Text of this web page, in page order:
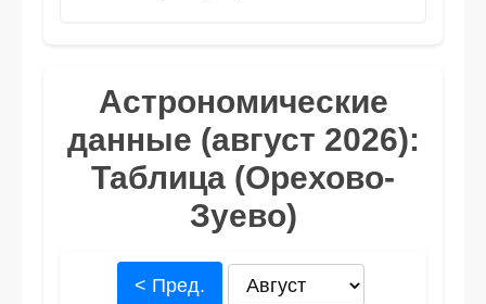
Астрономические
данные (август 2026):
Таблица (Орехово-
Зуево)
< Пред.